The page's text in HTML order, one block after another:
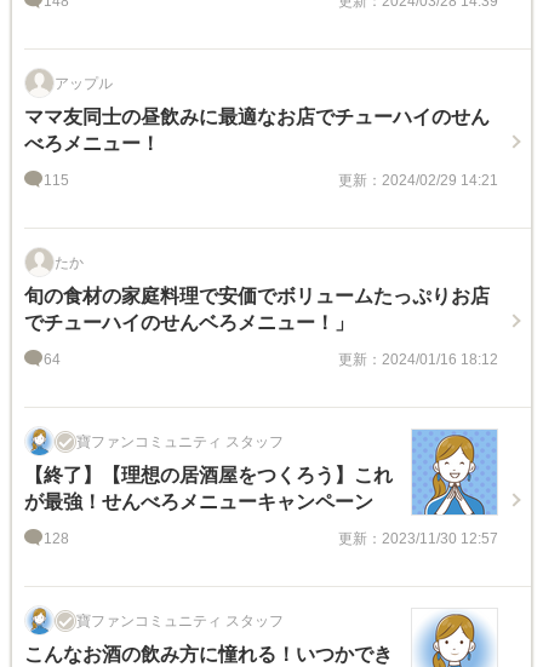
アップル
ママ友同士の昼飲みに最適なお店でチューハイのせん
べろメニュー！
115 更新：2024/02/29 14:21
たか
旬の食材の家庭料理で安価でボリュームたっぷりお店
でチューハイのせんベろメニュー！」
64 更新：2024/01/16 18:12
寶ファンコミュニティ スタッフ
【終了】【理想の居酒屋をつくろう】これ
が最強！せんべろメニューキャンペーン
128 更新：2023/11/30 12:57
寶ファンコミュニティ スタッフ
こんなお酒の飲み方に憧れる！いつかでき